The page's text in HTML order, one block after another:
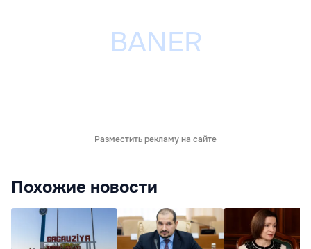
Разместить рекламу на сайте
Похожие новости